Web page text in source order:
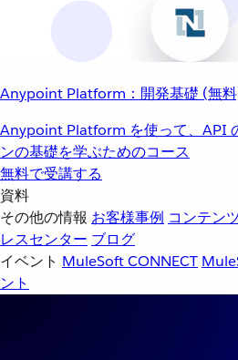
Anypoint Platform：開発基礎 (無
Anypoint Platform を使って、API
ンの基礎を学ぶためのコース
無料で受講する
資料
その他の情報 お客様事例 コンテン
レスセンター ブログ
イベント MuleSoft CONNECT
ント